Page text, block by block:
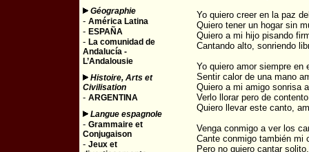
Géographie
- América Latina
- ESPAÑA
- La comunidad de
Andalucía -
L’Andalousie
Histoire, Arts et
Civilisation
- ARGENTINA
Langue espagnole
- Grammaire et
Conjugaison
- Jeux et
Yo quiero creer en la paz
Quiero tener un hogar sin
Quiero a mi hijo pisando
Cantando alto, sonriendo
Yo quiero amor siempre en
Sentir calor de una mano
Quiero a mi amigo sonrisa
Verlo llorar pero de
Quiero llevar este canto,
Venga conmigo a ver los
Cante conmigo también mi
Pero no quiero cantar solito,